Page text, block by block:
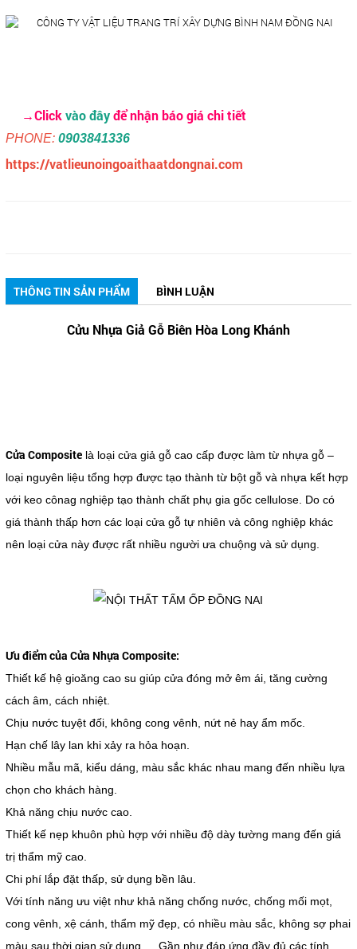
→Click vào đâyđể nhận báo giá chi tiết
PHONE: 0903841336
https://vatlieunoingoaithaatdongnai.com
THÔNG TIN SẢN PHẨM BÌNH LUẬN
Cửu Nhựa Giả Gỗ Biên Hòa Long Khánh
Cửa Compositelà loại cửa giả gỗ cao cấp được làm từ nhựa gỗ –
loại nguyên liệu tổng hợp được tạo thành từ bột gỗ và nhựa kết hợp
với keo cônag nghiệp tạo thành chất phụ gia gốc cellulose. Do có
giá thành thấp hơn các loại cửa gỗ tự nhiên và công nghiệp khác
nên loại cửa này được rất nhiều người ưa chuộng và sử dụng.
Ưu điểm của Cửa Nhựa Composite:
Thiết kế hệ gioăng cao su giúp cửa đóng mở êm ái, tăng cường
cách âm, cách nhiệt.
Chịu nước tuyệt đối, không cong vênh, nứt nẻ hay ẩm mốc.
Hạn chế lây lan khi xảy ra hỏa hoạn.
Nhiều mẫu mã, kiểu dáng, màu sắc khác nhau mang đến nhiều lựa
chọn cho khách hàng.
Khả năng chịu nước cao.
Thiết kế nẹp khuôn phù hợp với nhiều độ dày tường mang đến giá
trị thẩm mỹ cao.
Chi phí lắp đặt thấp, sử dụng bền lâu.
Với tính năng ưu việt như khả năng chống nước, chống mối mọt,
cong vênh, xệ cánh, thẩm mỹ đẹp, có nhiều màu sắc, không sợ phai
màu sau thời gian sử dụng,… Gần như đáp ứng đầy đủ các tính